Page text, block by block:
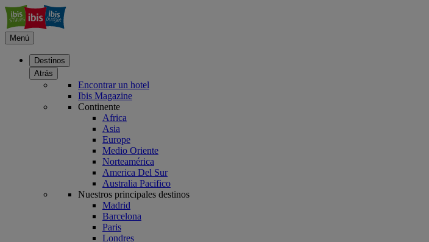
Menú
Destinos
Atrás
Encontrar un hotel
Ibis Magazine
Continente
Africa
Asia
Europe
Medio Oriente
Norteamérica
America Del Sur
Australia Pacifico
Nuestros principales destinos
Madrid
Barcelona
Paris
Londres